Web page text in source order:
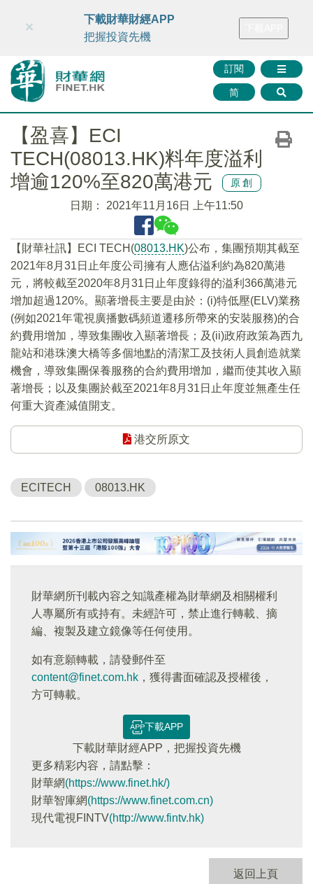
財華智庫網 FINTV FINMETA 財華證券 媒體矩陣
訂閱
简
×
下載財華財經APP
把握投資先機
【盈喜】ECI
TECH(08013.HK)料年度溢利
增逾120%至820萬港元
原創
日期： 2021年11月16日 上午11:50
【財華社訊】ECI TECH(08013.HK)公布，集團預期其截至
2021年8月31日止年度公司擁有人應佔溢利約為820萬港
元，將較截至2020年8月31日止年度錄得的溢利366萬港元
增加超過120%。顯著增長主要是由於：(i)特低壓(ELV)業務
(例如2021年電視廣播數碼頻道遷移所帶來的安裝服務)的合
約費用增加，導致集團收入顯著增長；及(ii)政府政策為西九
龍站和港珠澳大橋等多個地點的清潔工及技術人員創造就業
機會，導致集團保養服務的合約費用增加，繼而使其收入顯
著增長；以及集團於截至2021年8月31日止年度並無產生任
何重大資產減值開支。
港交所原文
ECITECH 08013.HK
財華網所刊載內容之知識產權為財華網及相關權利
人專屬所有或持有。未經許可，禁止進行轉載、摘
編、複製及建立鏡像等任何使用。
如有意願轉載，請發郵件至
content@finet.com.hk ，獲得書面確認及授權後，
方可轉載。
下載APP
下載財華財經APP，把握投資先機
更多精彩内容，請點擊：
財華網(https://www.finet.hk/)
財華智庫網(https://www.finet.com.cn)
現代電視FINTV(http://www.fintv.hk)
返回上頁